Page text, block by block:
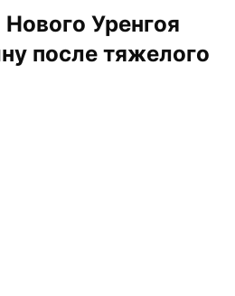
Уренгоя
после тяжелого